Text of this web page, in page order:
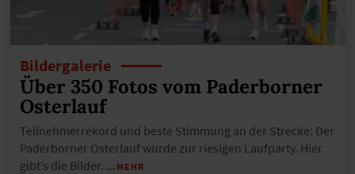
Bildergalerie
Über 350 Fotos vom Paderborner
Osterlauf
Teilnehmerrekord und beste Stimmung an der Strecke: Der
Paderborner Osterlauf wurde zur riesigen Laufparty. Hier
gibt’s die Bilder. …MEHR